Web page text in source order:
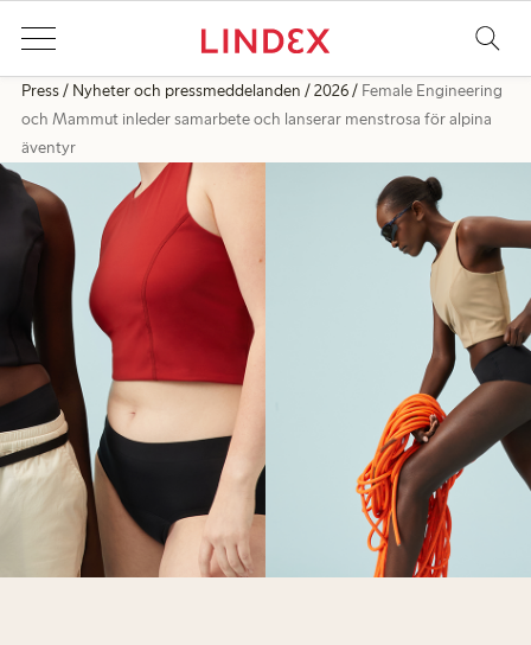
Press Nyheter och pressmeddelanden 2026
Female Engineering
och Mammut inleder samarbete och lanserar menstrosa för alpina
äventyr